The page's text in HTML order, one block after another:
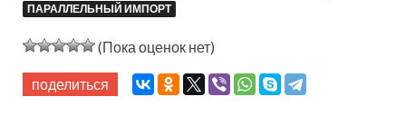
ПАРАЛЛЕЛЬНЫЙ ИМПОРТ
(Пока оценок нет)
поделиться